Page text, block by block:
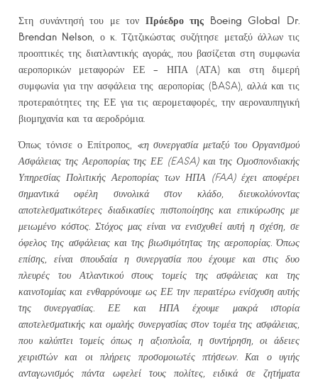
Στη συνάντησή του με τον Πρόεδρο της Boeing Global Dr.
Brendan Nelson , ο κ. Τζιτζικώστας συζήτησε μεταξύ άλλων τις
προοπτικές της διατλαντικής αγοράς, που βασίζεται στη συμφωνία
αεροπορικών μεταφορών ΕΕ – ΗΠΑ (ΑΤΑ) και στη διμερή
συμφωνία για την ασφάλεια της αεροπορίας (BASA), αλλά και τις
προτεραιότητες της ΕΕ για τις αερομεταφορές, την αεροναυπηγική
βιομηχανία και τα αεροδρόμια.
Όπως τόνισε ο Επίτροπος, «η συνεργασία μεταξύ του Οργανισμού
Ασφάλειας της Αεροπορίας της ΕΕ (EASA) και της Ομοσπονδιακής
Υπηρεσίας Πολιτικής Αεροπορίας των ΗΠΑ (FAA) έχει αποφέρει
σημαντικά οφέλη συνολικά στον κλάδο, διευκολύνοντας
αποτελεσματικότερες διαδικασίες πιστοποίησης και επικύρωσης με
μειωμένο κόστος. Στόχος μας είναι να ενισχυθεί αυτή η σχέση, σε
όφελος της ασφάλειας και της βιωσιμότητας της αεροπορίας. Όπως
επίσης, είναι σπουδαία η συνεργασία που έχουμε και στις δυο
πλευρές του Ατλαντικού στους τομείς της ασφάλειας και της
καινοτομίας και ενθαρρύνουμε ως ΕΕ την περαιτέρω ενίσχυση αυτής
της συνεργασίας. ΕΕ και ΗΠΑ έχουμε μακρά ιστορία
αποτελεσματικής και ομαλής συνεργασίας στον τομέα της ασφάλειας,
που καλύπτει τομείς όπως η αξιοπλοΐα, η συντήρηση, οι άδειες
χειριστών και οι πλήρεις προσομοιωτές πτήσεων. Και ο υγιής
ανταγωνισμός πάντα ωφελεί τους πολίτες, ειδικά σε ζητήματα